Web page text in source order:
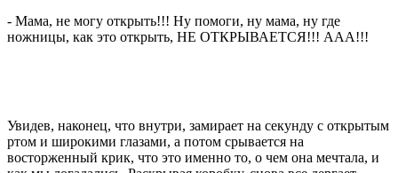
- Мама, не могу открыть!!! Ну помоги, ну мама, ну где
ножницы, как это открыть, НЕ ОТКРЫВАЕТСЯ!!! ААА!!!
Увидев, наконец, что внутри, замирает на секунду с открытым
ртом и широкими глазами, а потом срывается на
восторженный крик, что это именно то, о чем она мечтала, и